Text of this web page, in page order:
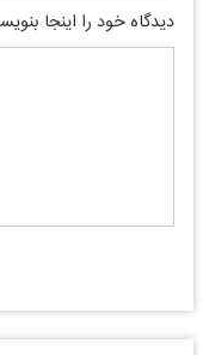
دیدگاه خود را اینجا